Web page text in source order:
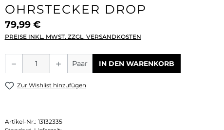
OHRSTECKER DROP
79,99 €
PREISE INKL. MWST. ZZGL. VERSANDKOSTEN
Produkt Anzahl: Gib den
Paar IN DEN WARENKORB
Zur Wishlist hinzufügen
Artikel-Nr.: 13132335